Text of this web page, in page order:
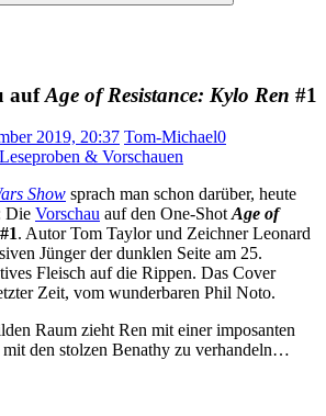
Suchen
aufAge of Resistance: Kylo Ren #1
2019, 20:37 Tom-Michael0
Leseproben & Vorschauen
Show sprach man schon darüber, heute
Die Vorschau auf den One-ShotAge of
#1. Autor Tom Taylor und Zeichner Leonard
Jünger der dunklen Seite am 25.
Fleisch auf die Rippen. Das Cover
Zeit, vom wunderbaren Phil Noto.
Raum zieht Ren mit einer imposanten
mit den stolzen Benathy zu verhandeln…